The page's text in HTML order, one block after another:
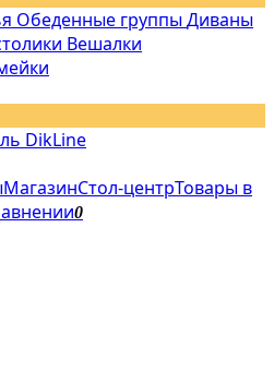
Обеденные группыДиваны
Вешалки
DikLine
МагазинСтол-центрТовары в
0